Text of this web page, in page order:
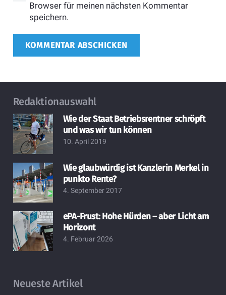
Browser für meinen nächsten Kommentar
speichern.
KOMMENTAR ABSCHICKEN
Redaktionauswahl
Wie der Staat Betriebsrentner schröpft
und was wir tun können
10. April 2019
Wie glaubwürdig ist Kanzlerin Merkel in
punkto Rente?
4. September 2017
ePA-Frust: Hohe Hürden – aber Licht am
Horizont
4. Februar 2026
Neueste Artikel